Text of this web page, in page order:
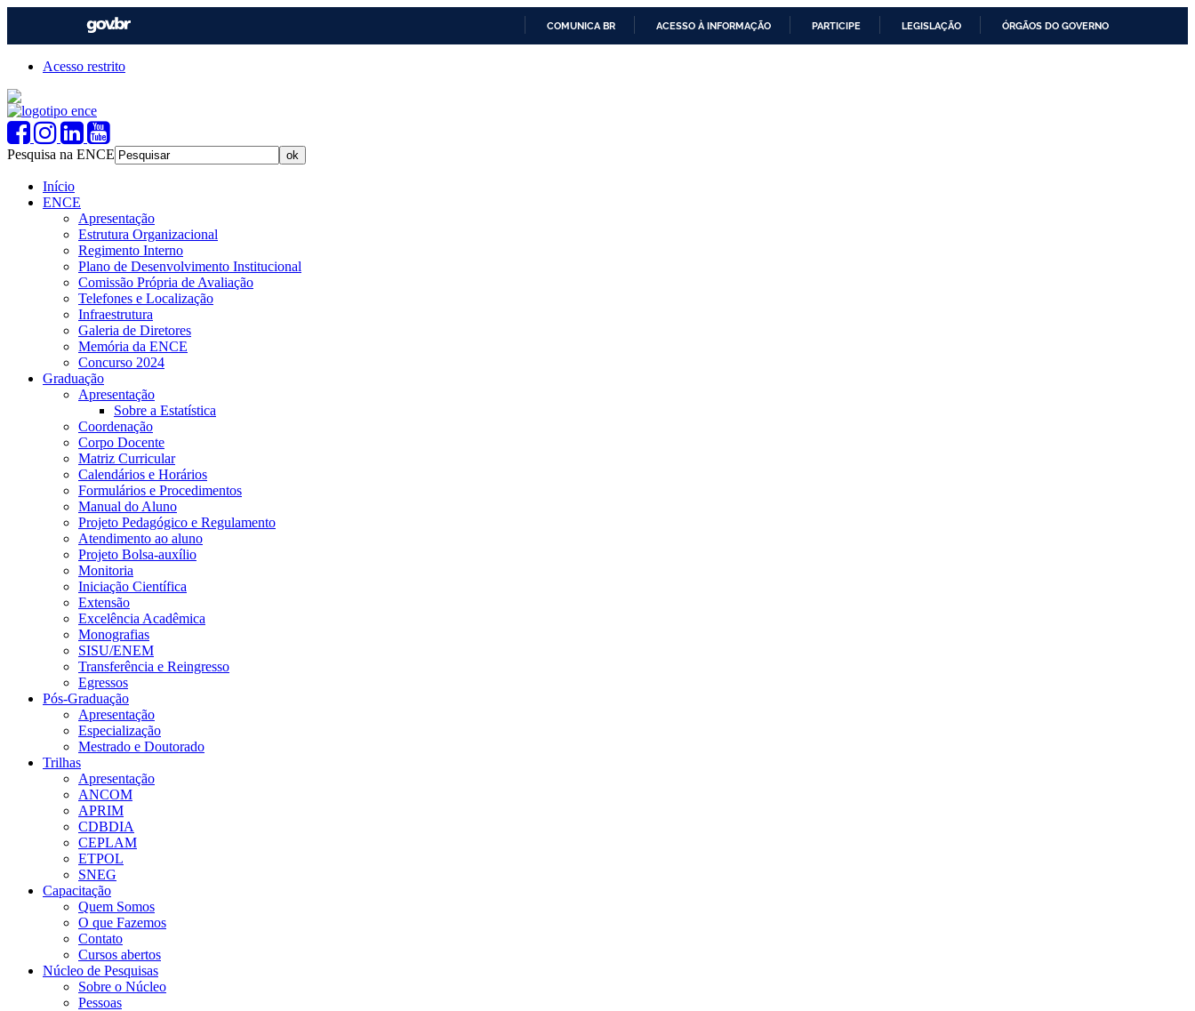
COMUNICA BR ACESSO À INFORMAÇÃO PARTICIPE LEGISLAÇÃO ÓRGÃOS DO GOVERNO
Acesso restrito
Pesquisa na ENCE
Início
ENCE
Apresentação
Estrutura Organizacional
Regimento Interno
Plano de Desenvolvimento Institucional
Comissão Própria de Avaliação
Telefones e Localização
Infraestrutura
Galeria de Diretores
Memória da ENCE
Concurso 2024
Graduação
Apresentação
Sobre a Estatística
Coordenação
Corpo Docente
Matriz Curricular
Calendários e Horários
Formulários e Procedimentos
Manual do Aluno
Projeto Pedagógico e Regulamento
Atendimento ao aluno
Projeto Bolsa-auxílio
Monitoria
Iniciação Científica
Extensão
Excelência Acadêmica
Monografias
SISU/ENEM
Transferência e Reingresso
Egressos
Pós-Graduação
Apresentação
Especialização
Mestrado e Doutorado
Trilhas
Apresentação
ANCOM
APRIM
CDBDIA
CEPLAM
ETPOL
SNEG
Capacitação
Quem Somos
O que Fazemos
Contato
Cursos abertos
Núcleo de Pesquisas
Sobre o Núcleo
Pessoas